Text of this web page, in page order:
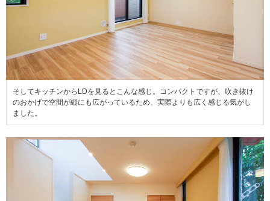
そしてキッチンからLDを見るとこんな感じ。コンパクトですが、吹き抜け
のおかげで空間が縦にも広がっているため、実際よりも広く感じる気がし
ました。